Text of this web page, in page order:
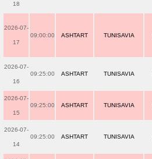
18
2026-07-
17
09:00:00 ASHTART TUNISAVIA
2026-07-
16
09:25:00 ASHTART TUNISAVIA
2026-07-
15
09:25:00 ASHTART TUNISAVIA
2026-07-
14
09:25:00 ASHTART TUNISAVIA